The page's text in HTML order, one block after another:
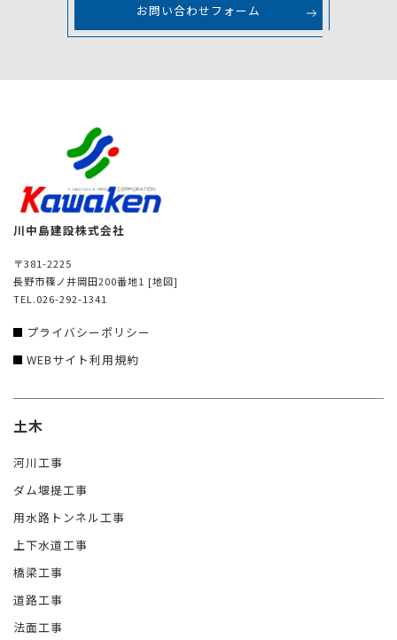
お問い合わせフォーム
川中島建設株式会社
〒381-2225
長野市篠ノ井岡田200番地1 [地図]
TEL.026-292-1341
プライバシーポリシー
WEBサイト利用規約
土木
河川工事
ダム堰提工事
用水路トンネル工事
上下水道工事
橋梁工事
道路工事
法面工事